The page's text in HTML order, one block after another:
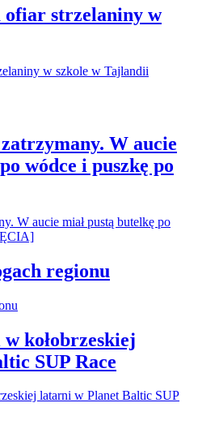
ofiar strzelaniny w
W aucie
wódce i puszkę po
regionu
kołobrzeskiej
SUP Race